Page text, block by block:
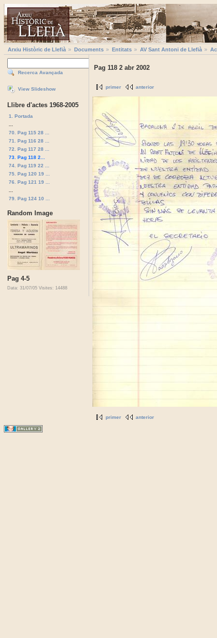
Arxiu Històric de Llefià Documents Entitats AV Sant Antoni de Llefià
Recerca Avançada
View Slideshow
Llibre d'actes 1968-2005
1. Portada
70. Pag 115 28 ...
71. Pag 116 28 ...
72. Pag 117 28 ...
73. Pag 118 2...
74. Pag 119 22 ...
75. Pag 120 19 ...
76. Pag 121 19 ...
79. Pag 124 10 ...
Random Image
Pag 4-5
Data: 31/07/05 Visites: 14488
Pag 118 2 abr 2002
primer anterior
primer anterior